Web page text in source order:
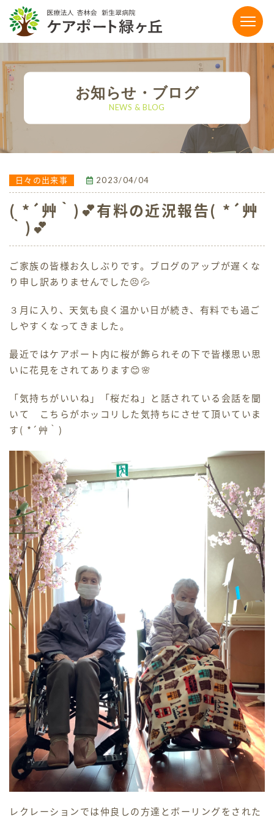
お知らせ・ブログ
NEWS & BLOG
日々の出来事 2023/04/04
( *´艸｀)💕有料の近況報告( *´艸
｀)💕
ご家族の皆様お久しぶりです。ブログのアップが遅くな
り申し訳ありませんでした😣💦
３月に入り、天気も良く温かい日が続き、有料でも過ご
しやすくなってきました。
最近ではケアポート内に桜が飾られその下で皆様思い思
いに花見をされてあります😊🌸
「気持ちがいいね」「桜だね」と話されている会話を聞
いて こちらがホッコリした気持ちにさせて頂いていま
す( *´艸｀)
レクレーションでは仲良しの方達とボーリングをされた
〒864-0041 熊本県荒尾市荒尾4186-15
0968-65-5111
【お電話受付時間】平日9:00〜17:00
施設のご案内
デイケア
ケアマネジャー
採用情報
お問い合わせ
お知らせ・ブログ
かわせみ苑
プライバシーポリシー
重要事項説明書
新生翠病院
白寿園
地域密着型サービス 小規模多機能ホーム